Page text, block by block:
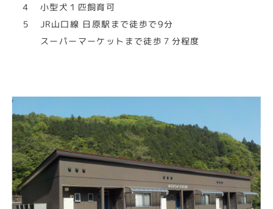
４ 小型犬１匹飼育可
５ JR山口線 日原駅まで徒歩で9分
スーパーマーケットまで徒歩７分程度